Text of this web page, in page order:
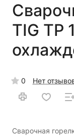
TIG TP
0 Нет
Сварочная